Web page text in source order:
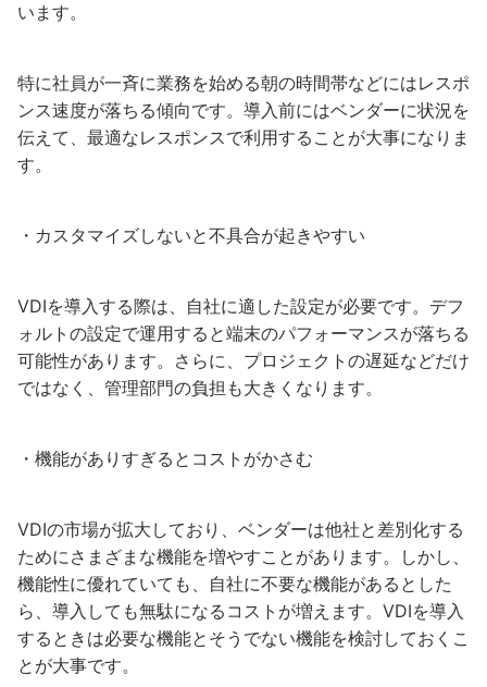
います。
特に社員が一斉に業務を始める朝の時間帯などにはレスポ
ンス速度が落ちる傾向です。導入前にはベンダーに状況を
伝えて、最適なレスポンスで利用することが大事になりま
す。
・カスタマイズしないと不具合が起きやすい
VDIを導入する際は、自社に適した設定が必要です。デフ
ォルトの設定で運用すると端末のパフォーマンスが落ちる
可能性があります。さらに、プロジェクトの遅延などだけ
ではなく、管理部門の負担も大きくなります。
・機能がありすぎるとコストがかさむ
VDIの市場が拡大しており、ベンダーは他社と差別化する
ためにさまざまな機能を増やすことがあります。しかし、
機能性に優れていても、自社に不要な機能があるとした
ら、導入しても無駄になるコストが増えます。VDIを導入
するときは必要な機能とそうでない機能を検討しておくこ
とが大事です。